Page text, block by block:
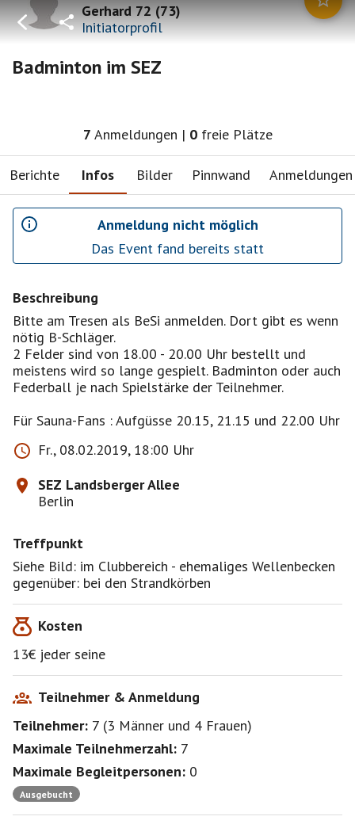
Gerhard 72(73)
Initiatorprofil
Badminton im SEZ
7 Anmeldungen | 0 freie Plätze
Berichte Infos Bilder Pinnwand Anmeldungen
Anmeldung nicht möglich
Das Event fand bereits statt
Beschreibung
Bitte am Tresen als BeSi anmelden. Dort gibt es wenn
nötig B-Schläger.
2 Felder sind von 18.00 - 20.00 Uhr bestellt und
meistens wird so lange gespielt. Badminton oder auch
Federball je nach Spielstärke der Teilnehmer.
Fr., 08.02.2019, 18:00 Uhr
SEZ Landsberger Allee
Berlin
Treffpunkt
Siehe Bild: im Clubbereich - ehemaliges Wellenbecken
gegenüber: bei den Strandkörben
Kosten
13€ jeder seine
Teilnehmer & Anmeldung
Teilnehmer: 7 (3 Männer und 4 Frauen)
Maximale Teilnehmerzahl: 7
Maximale Begleitpersonen: 0
Ausgebucht